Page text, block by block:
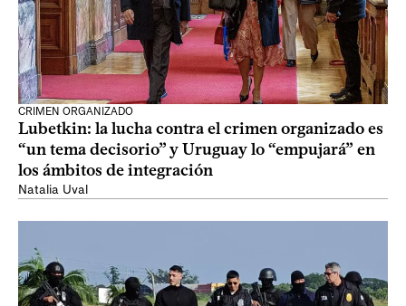
CRIMEN ORGANIZADO
Lubetkin: la lucha contra el crimen organizado es
“un tema decisorio” y Uruguay lo “empujará” en
los ámbitos de integración
Natalia Uval